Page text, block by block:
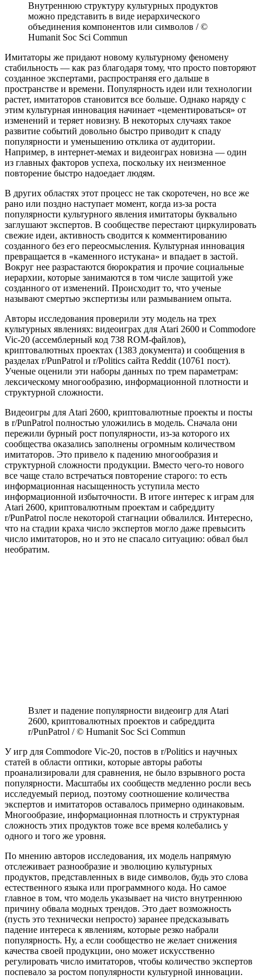
Внутреннюю структуру культурных продуктов
можно представить в виде иерархического
объединения компонентов или символов / ©
Humanit Soc Sci Commun
Имитаторы же придают новому культурному феномену
стабильность — как раз благодаря тому, что просто повторяют
созданное экспертами, распространяя его дальше в
пространстве и времени. Популярность идеи или технологии
растет, имитаторов становится все больше. Однако наряду с
этим культурная инновация начинает «цементироваться» от
изменений и теряет новизну. В некоторых случаях такое
развитие событий довольно быстро приводит к спаду
популярности и уменьшению отклика от аудитории.
Например, в интернет-мемах и видеоиграх новизна — один
из главных факторов успеха, поскольку их неизменное
повторение быстро надоедает людям.
В других областях этот процесс не так скоротечен, но все же
рано или поздно наступает момент, когда из-за роста
популярности культурного явления имитаторы буквально
заглушают экспертов. В сообществе перестают циркулировать
свежие идеи, активность сводится к комментированию
созданного без его переосмысления. Культурная инновация
превращается в «каменного истукана» и впадает в застой.
Вокруг нее разрастаются бюрократия и прочие социальные
иерархии, которые занимаются в том числе защитой уже
созданного от изменений. Происходит то, что ученые
называют смертью экспертизы или размыванием опыта.
Авторы исследования проверили эту модель на трех
культурных явлениях: видеоиграх для Atari 2600 и Commodore
Vic-20 (ассемблерный код 738 ROM-файлов),
криптовалютных проектах (1383 документа) и сообщения в
разделах r/PunPatrol и r/Politics сайта Reddit (10761 пост).
Ученые оценили эти наборы данных по трем параметрам:
лексическому многообразию, информационной плотности и
структурной сложности.
Видеоигры для Atari 2600, криптовалютные проекты и посты
в r/PunPatrol полностью уложились в модель. Сначала они
пережили бурный рост популярности, из-за которого их
сообщества оказались заполнены огромным количеством
имитаторов. Это привело к падению многообразия и
структурной сложности продукции. Вместо чего-то нового
все чаще стало встречаться повторение старого: то есть
информационная насыщенность уступила место
информационной избыточности. В итоге интерес к играм для
Atari 2600, криптовалютным проектам и сабреддиту
r/PunPatrol после некоторой стагнации обвалился. Интересно,
что на стадии краха число экспертов могло даже превысить
число имитаторов, но и это не спасало ситуацию: обвал был
необратим.
Взлет и падение популярности видеоигр для Atari
2600, криптовалютных проектов и сабреддита
r/PunPatrol / © Humanit Soc Sci Commun
У игр для Commodore Vic-20, постов в r/Politics и научных
статей в области оптики, которые авторы работы
проанализировали для сравнения, не было взрывного роста
популярности. Масштабы их сообществ медленно росли весь
исследуемый период, поэтому соотношение количества
экспертов и имитаторов оставалось примерно одинаковым.
Многообразие, информационная плотность и структурная
сложность этих продуктов тоже все время колебались у
одного и того же уровня.
По мнению авторов исследования, их модель напрямую
отслеживает разнообразие и эволюцию культурных
продуктов, представленных в виде символов, будь это слова
естественного языка или программного кода. Но самое
главное в том, что модель указывает на чисто внутреннюю
причину обвала модных трендов. Это дает возможность
(пусть это технически непросто) заранее предсказывать
падение интереса к явлениям, которые резко набрали
популярность. Ну, а если сообщество не желает снижения
качества своей продукции, оно может искусственно
регулировать число имитаторов, чтобы количество экспертов
поспевало за ростом популярности культурной инновации.